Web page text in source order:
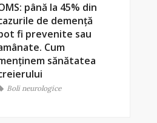
până la 45% din
de demență
fi prevenite sau
Cum
sănătatea
Boli neurologice